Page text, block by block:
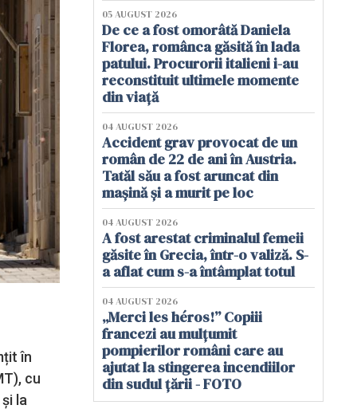
în
cu
la
05 AUGUST 2026
De ce a fost omorâtă Daniela
Florea, românca găsită în lada
patului. Procurorii italieni i-au
reconstituit ultimele momente
din viață
04 AUGUST 2026
Accident grav provocat de un
român de 22 de ani în Austria.
Tatăl său a fost aruncat din
mașină și a murit pe loc
04 AUGUST 2026
A fost arestat criminalul femeii
găsite în Grecia, într-o valiză. S-
a aflat cum s-a întâmplat totul
04 AUGUST 2026
„Merci les héros!” Copiii
francezi au mulțumit
pompierilor români care au
ajutat la stingerea incendiilor
din sudul țării - FOTO